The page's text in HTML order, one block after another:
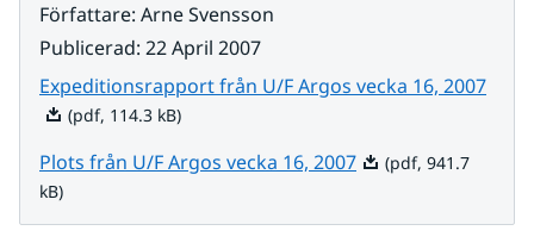
Författare: Arne Svensson
Publicerad: 22 April 2007
Expeditionsrapport från U/F Argos vecka 16, 2007Pdf,
(pdf, 114.3 kB)
Plots från U/F Argos vecka 16, 2007Pdf, 941.7 kB.
(pdf, 941.7
kB)